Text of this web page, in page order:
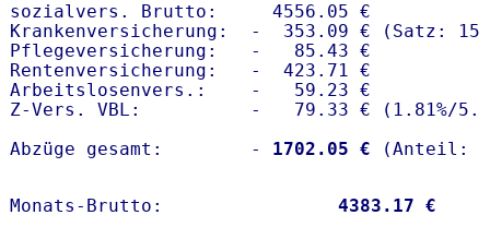
sozialvers. Brutto:     4556.05 €
Krankenversicherung:  -  353.09 € (Satz:
Pflegeversicherung:   -   85.43 €
Rentenversicherung:   -  423.71 €
Arbeitslosenvers.:    -   59.23 €
Z-Vers. VBL:          -   79.33 € ( 1.81%/
Abzüge gesamt:        -
1702.05 €
Monats-Brutto: 4383.17 €